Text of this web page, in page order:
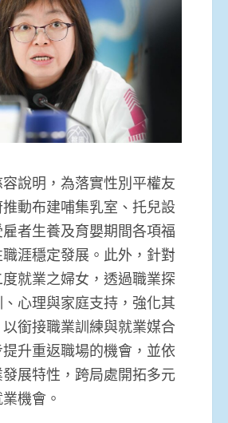
說明，為落實性別平權友
動布建哺集乳室、托兒設
者生養及育嬰期間各項福
涯穩定發展。此外，針對
就業之婦女，透過職業探
心理與家庭支持，強化其
銜接職業訓練與就業媒合
升重返職場的機會，並依
展特性，跨局處開拓多元
機會。